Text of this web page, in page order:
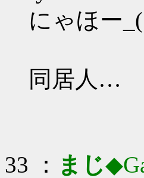
にゃほー
同居人…
33 ： まじ